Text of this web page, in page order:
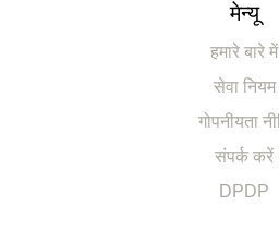
मेन्यू
हमारे बारे में
सेवा नियम
गोपनीयता
संपर्क करें
DPDP